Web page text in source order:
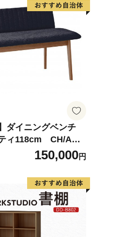
ダイニングベンチ
ィ118cm CH/AN-
/アネルカブラック）
150,000円